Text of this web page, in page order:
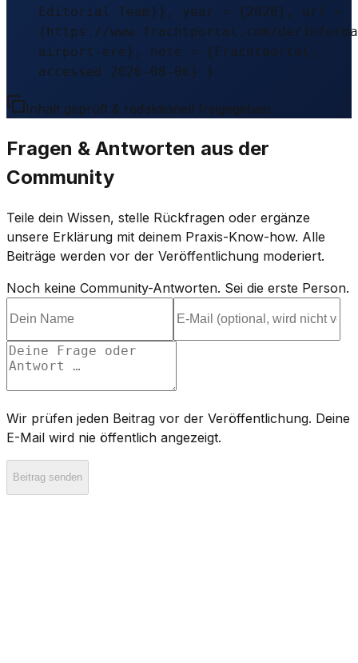
Editorial Team}}, year = {2026}, url =
{https://www.frachtportal.com/de/
airport-ere}, note = {Frachtportal,
accessed 2026-08-06} }
Inhalt geprüft & redaktionell freigegeben.
Fragen & Antworten aus der
Community
Teile dein Wissen, stelle Rückfragen oder ergänze
unsere Erklärung mit deinem Praxis-Know-how. Alle
Beiträge werden vor der Veröffentlichung moderiert.
Noch keine Community-Antworten. Sei die erste Person.
Wir prüfen jeden Beitrag vor der Veröffentlichung. Deine
E-Mail wird nie öffentlich angezeigt.
Beitrag senden